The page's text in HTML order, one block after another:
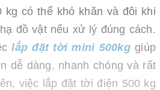
kg có thể khó khăn và đôi khi
đồ vật nếu xử lý đúng cách.
lắp đặt tời mini 500kggiúp
dễ dàng, nhanh chóng và rất
việc lắp đặt tời điện 500 kg